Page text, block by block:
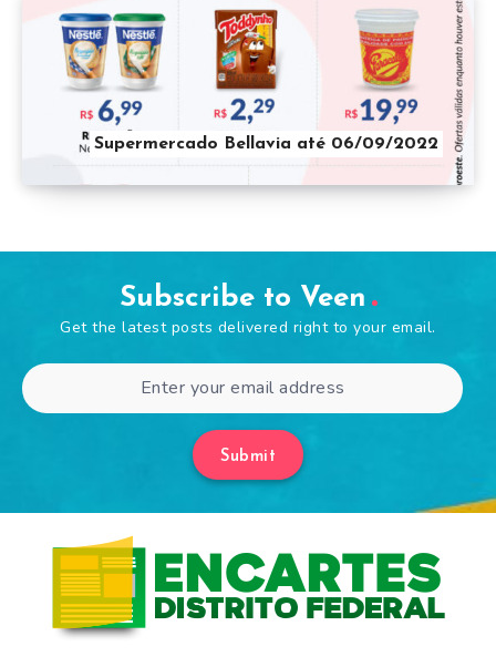
Supermercado Bellavia até 06/09/2022
Subscribe to Veen
Get the latest posts delivered right to your email.
Submit